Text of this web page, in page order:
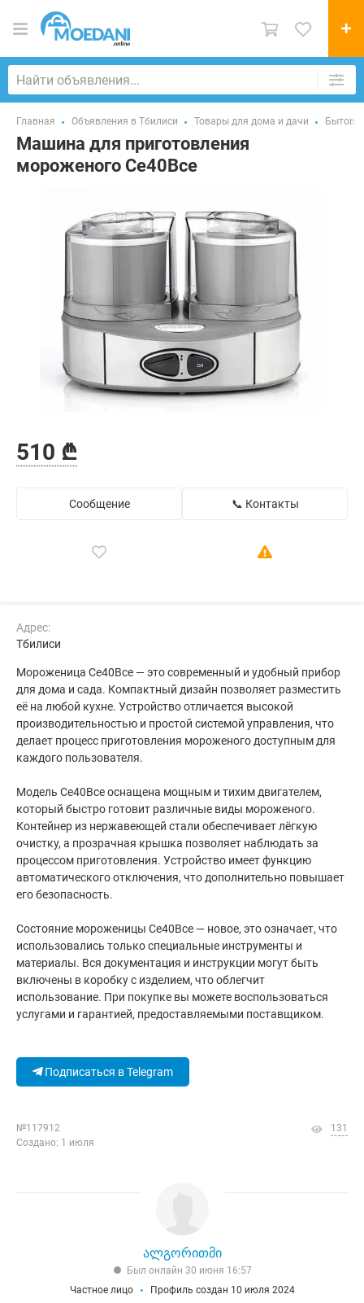
Главная Объявления в Тбилиси Товары для дома и дачи
Машина для приготовления
мороженого Ce40Bce
510 ₾
Сообщение 📞 Контакты
Адрес:
Тбилиси
Мороженица Ce40Bce — это современный и удобный прибор
для дома и сада. Компактный дизайн позволяет разместить
её на любой кухне. Устройство отличается высокой
производительностью и простой системой управления, что
делает процесс приготовления мороженого доступным для
каждого пользователя.
Модель Ce40Bce оснащена мощным и тихим двигателем,
который быстро готовит различные виды мороженого.
Контейнер из нержавеющей стали обеспечивает лёгкую
очистку, а прозрачная крышка позволяет наблюдать за
процессом приготовления. Устройство имеет функцию
автоматического отключения, что дополнительно повышает
его безопасность.
Состояние мороженицы Ce40Bce — новое, это означает, что
использовались только специальные инструменты и
материалы. Вся документация и инструкции могут быть
включены в коробку с изделием, что облегчит
использование. При покупке вы можете воспользоваться
услугами и гарантией, предоставляемыми поставщиком.
Подписаться в Telegram
№117912
Создано: 1 июля
131
ალგორითმი
Был онлайн 30 июня 16:57
Частное лицо
Профиль создан 10 июля 2024